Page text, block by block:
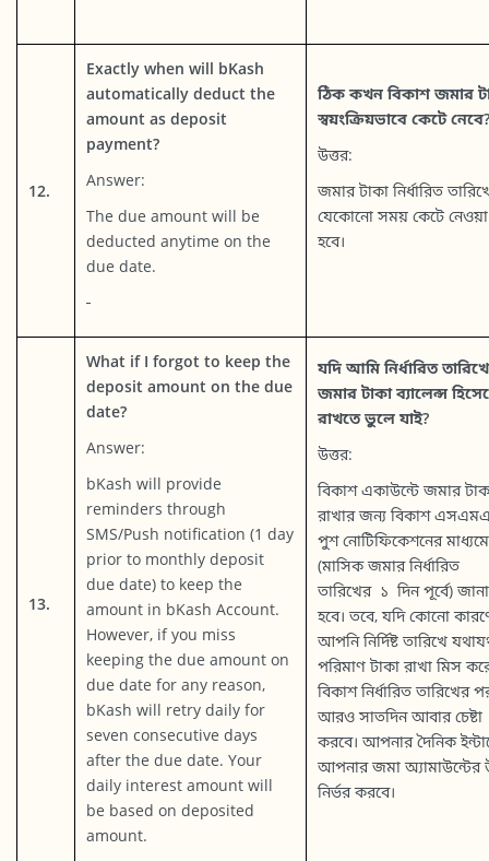
12.
Exactly when will bKash
automatically deduct the
amount as deposit
payment?
Answer:
The due amount will be
deducted anytime on the
due date.
ঠিক কখন বিকাশ জমার
স্বয়ংক্রিয়ভাবে কেটে নেবে?
উত্তর:
জমার টাকা নির্ধারিত
যেকোনো সময় কেটে নেওয়া
হবে।
13.
What if I forgot to keep the
deposit amount on the due
date?
Answer:
bKash will provide
reminders through
SMS/Push notification (1 day
prior to monthly deposit
due date) to keep the
amount in bKash Account.
However, if you miss
keeping the due amount on
due date for any reason,
bKash will retry daily for
seven consecutive days
after the due date. Your
daily interest amount will
be based on deposited
amount.
যদি আমি নির্ধারিত তারিখে
জমার টাকা ব্যালেন্স
রাখতে ভুলে যাই?
উত্তর:
বিকাশ একাউন্টে জমার
রাখার জন্য বিকাশ
পুশ নোটিফিকেশনের মাধ্যমে
(মাসিক জমার নির্ধারিত
তারিখের ১ দিন পূর্বে)
হবে। তবে, যদি কোনো
আপনি নির্দিষ্ট তারিখে
পরিমাণ টাকা রাখা মিস
বিকাশ নির্ধারিত তারিখের
আরও সাতদিন আবার চেষ্টা
করবে। আপনার দৈনিক
আপনার জমা অ্যামাউন্টের
নির্ভর করবে।